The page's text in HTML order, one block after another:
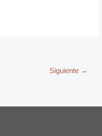
Siguiente →